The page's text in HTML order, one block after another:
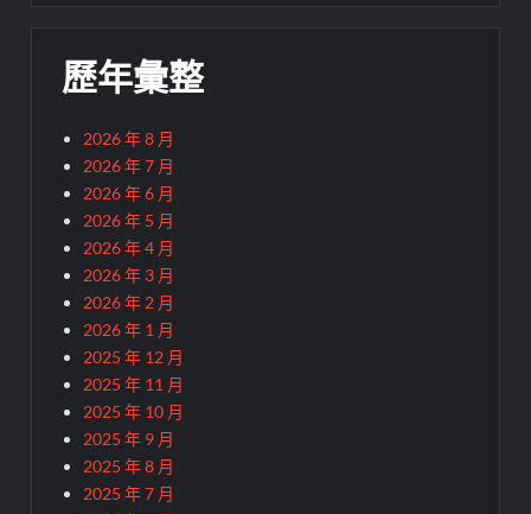
歷年彙整
2026 年 8 月
2026 年 7 月
2026 年 6 月
2026 年 5 月
2026 年 4 月
2026 年 3 月
2026 年 2 月
2026 年 1 月
2025 年 12 月
2025 年 11 月
2025 年 10 月
2025 年 9 月
2025 年 8 月
2025 年 7 月